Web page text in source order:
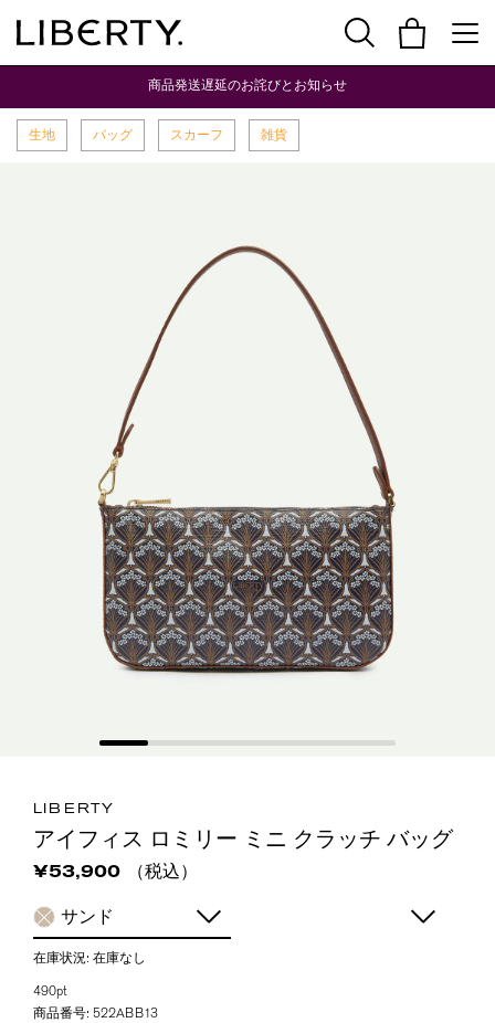
商品発送遅延のお詫びとお知らせ
生地 バッグ スカーフ 雑貨
LIBERTY
アイフィス ロミリー ミニ クラッチ バッグ
¥53,900
（税込）
サンド
在庫状況: 在庫なし
490pt
商品番号: 522ABB13